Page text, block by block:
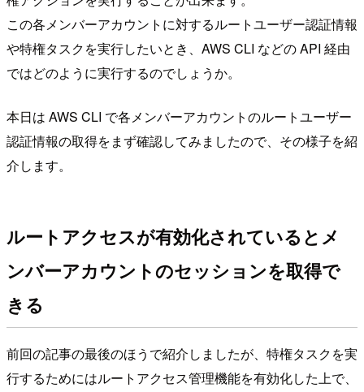
この各メンバーアカウントに対するルートユーザー認証情報
や特権タスクを実行したいとき、AWS CLI などの API 経由
ではどのように実行するのでしょうか。
本日は AWS CLI で各メンバーアカウントのルートユーザー
認証情報の取得をまず確認してみましたので、その様子を紹
介します。
ルートアクセスが有効化されているとメ
ンバーアカウントのセッションを取得で
きる
前回の記事の最後のほうで紹介しましたが、特権タスクを実
行するためにはルートアクセス管理機能を有効化した上で、